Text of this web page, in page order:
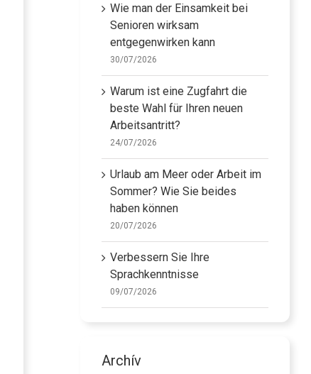
Wie man der Einsamkeit bei
Senioren wirksam
entgegenwirken kann
30/07/2026
Warum ist eine Zugfahrt die
beste Wahl für Ihren neuen
Arbeitsantritt?
24/07/2026
Urlaub am Meer oder Arbeit im
Sommer? Wie Sie beides
haben können
20/07/2026
Verbessern Sie Ihre
Sprachkenntnisse
09/07/2026
Archív